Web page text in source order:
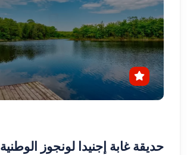
حديقة غابة إجنيدا لونجوز الوطنية